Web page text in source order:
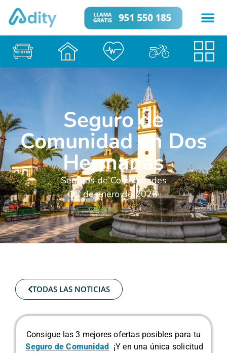
Seguro de
Comunidad en Dos
Hermanas
Seguros de Comunidades
27 de enero de 2026
TODAS LAS NOTICIAS
Consigue las 3 mejores ofertas posibles para tu
Seguro de Comunidad ¡Y en una única solicitud